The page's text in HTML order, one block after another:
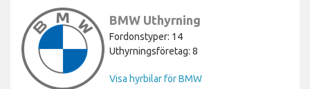
BMW Uthyrning
Fordonstyper: 14
Uthyrningsföretag: 8
Visa hyrbilar för BMW